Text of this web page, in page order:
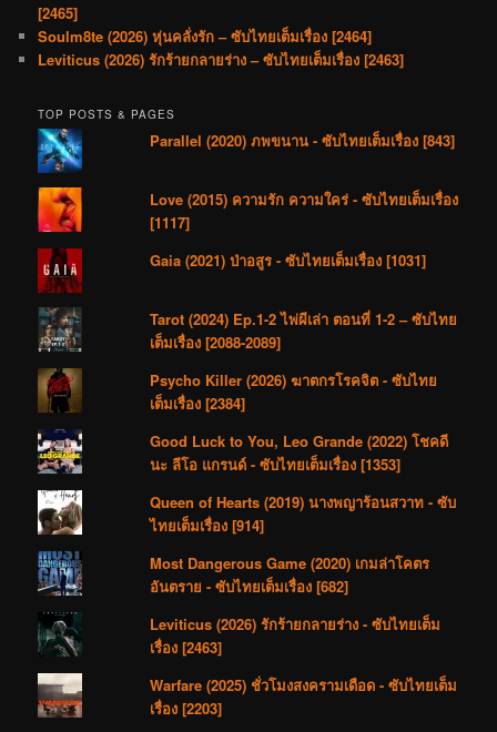
[2465]
Soulm8te (2026) หุ่นคลั่งรัก – ซับไทยเต็มเรื่อง [2464]
Leviticus (2026) รักร้ายกลายร่าง – ซับไทยเต็มเรื่อง [2463]
TOP POSTS & PAGES
Parallel (2020) ภพขนาน - ซับไทยเต็มเรื่อง [843]
Love (2015) ความรัก ความใคร่ - ซับไทยเต็มเรื่อง
[1117]
Gaia (2021) ป่าอสูร - ซับไทยเต็มเรื่อง [1031]
Tarot (2024) Ep.1-2 ไพ่ผีเล่า ตอนที่ 1-2 – ซับไทย
เต็มเรื่อง [2088-2089]
Psycho Killer (2026) ฆาตกรโรคจิต - ซับไทย
เต็มเรื่อง [2384]
Good Luck to You, Leo Grande (2022) โชคดี
นะ ลีโอ แกรนด์ - ซับไทยเต็มเรื่อง [1353]
Queen of Hearts (2019) นางพญาร้อนสวาท - ซับ
ไทยเต็มเรื่อง [914]
Most Dangerous Game (2020) เกมล่าโคตร
อันตราย - ซับไทยเต็มเรื่อง [682]
Leviticus (2026) รักร้ายกลายร่าง - ซับไทยเต็ม
เรื่อง [2463]
Warfare (2025) ชั่วโมงสงครามเดือด - ซับไทยเต็ม
เรื่อง [2203]